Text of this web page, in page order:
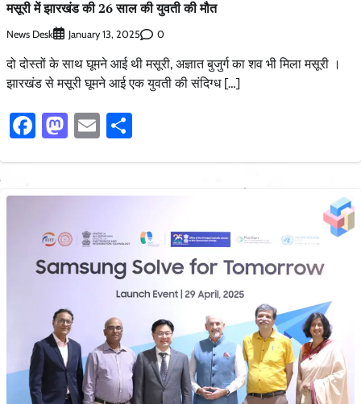
मसूरी में झारखंड की 26 साल की युवती की मौत
News Desk January 13, 2025 0
दो दोस्तों के साथ घूमने आई थी मसूरी, अज्ञात बुजुर्ग का शव भी मिला मसूरी ।
झारखंड से मसूरी घूमने आई एक युवती की संदिग्ध […]
Facebook
Mastodon
Email